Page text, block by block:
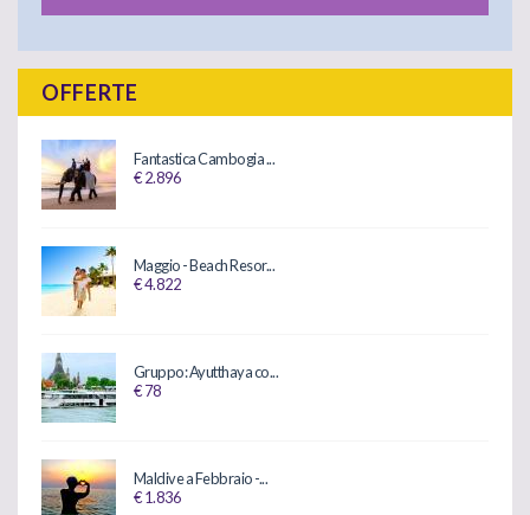
OFFERTE
Fantastica Cambogia ...
€ 2.896
Maggio - Beach Resor...
€ 4.822
Gruppo: Ayutthaya co...
€ 78
Maldive a Febbraio -...
€ 1.836